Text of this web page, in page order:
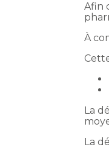
Afin
À
La
La